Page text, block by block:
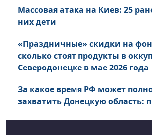
Массовая атака на Киев: 25
них дети
«Праздничные» скидки на
сколько стоят продукты в
Северодонецке в мае 2026 года
За какое время РФ может
захватить Донецкую область: